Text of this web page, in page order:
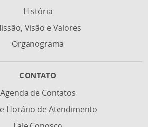
História
Visão e Valores
Organograma
CONTATO
Agenda de Contatos
Horário de Atendimento